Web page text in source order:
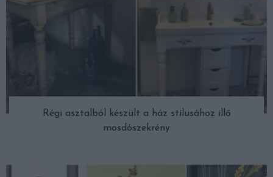
Régi asztalból készült a ház stílusához illő
mosdószekrény